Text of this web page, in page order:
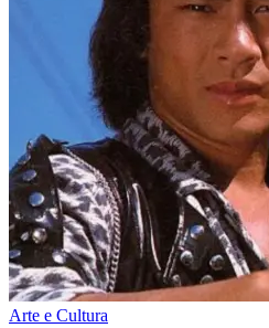
Arte e Cultura